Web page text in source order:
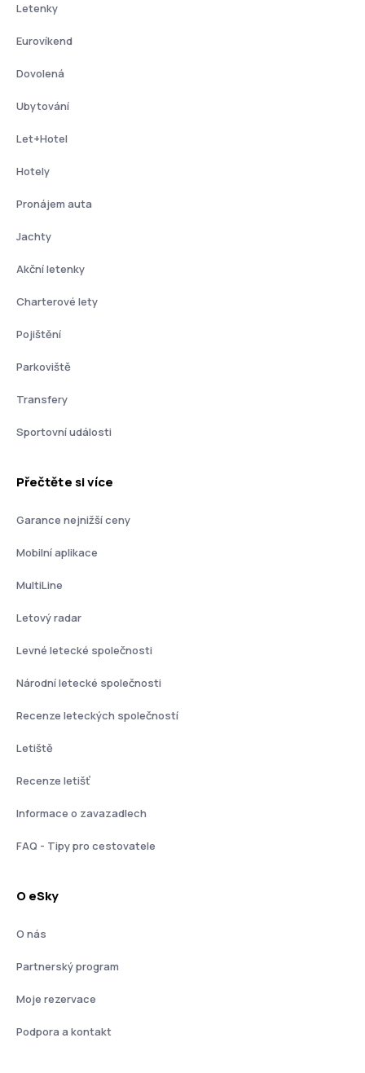
Letenky
Eurovíkend
Dovolená
Ubytování
Let+Hotel
Hotely
Pronájem auta
Jachty
Akční letenky
Charterové lety
Pojištění
Parkoviště
Transfery
Sportovní události
Přečtěte si více
Garance nejnižší ceny
Mobilní aplikace
MultiLine
Letový radar
Levné letecké společnosti
Národní letecké společnosti
Recenze leteckých společností
Letiště
Recenze letišť
Informace o zavazadlech
FAQ - Tipy pro cestovatele
O eSky
O nás
Partnerský program
Moje rezervace
Podpora a kontakt